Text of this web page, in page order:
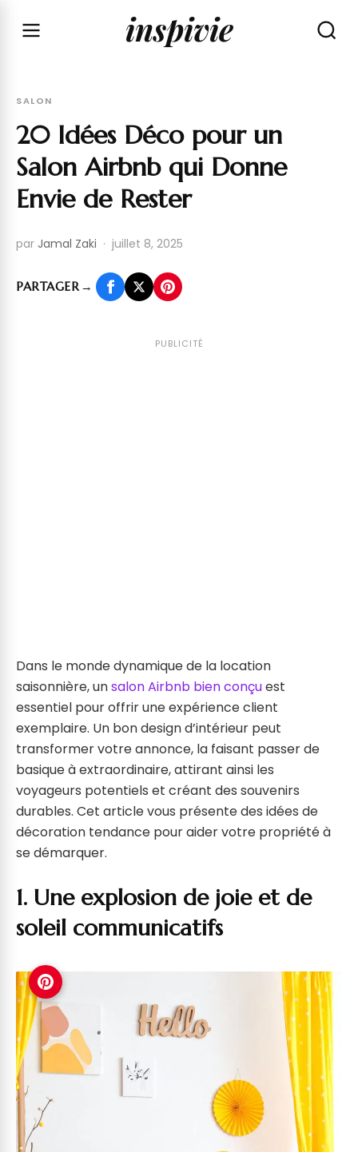
inspivie
SALON
20 Idées Déco pour un
Salon Airbnb qui Donne
Envie de Rester
par Jamal Zaki · juillet 8, 2025
PARTAGER →
PUBLICITÉ
Dans le monde dynamique de la location
saisonnière, unsalon Airbnb bien conçuest
essentiel pour offrir une expérience client
exemplaire. Un bon design d’intérieur peut
transformer votre annonce, la faisant passer de
basique à extraordinaire, attirant ainsi les
voyageurs potentiels et créant des souvenirs
durables. Cet article vous présente des idées de
décoration tendance pour aider votre propriété à
se démarquer.
1. Une explosion de joie et de
soleil communicatifs